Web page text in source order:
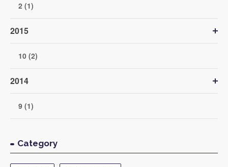
2 (1)
2015
10 (2)
2014
9 (1)
Category